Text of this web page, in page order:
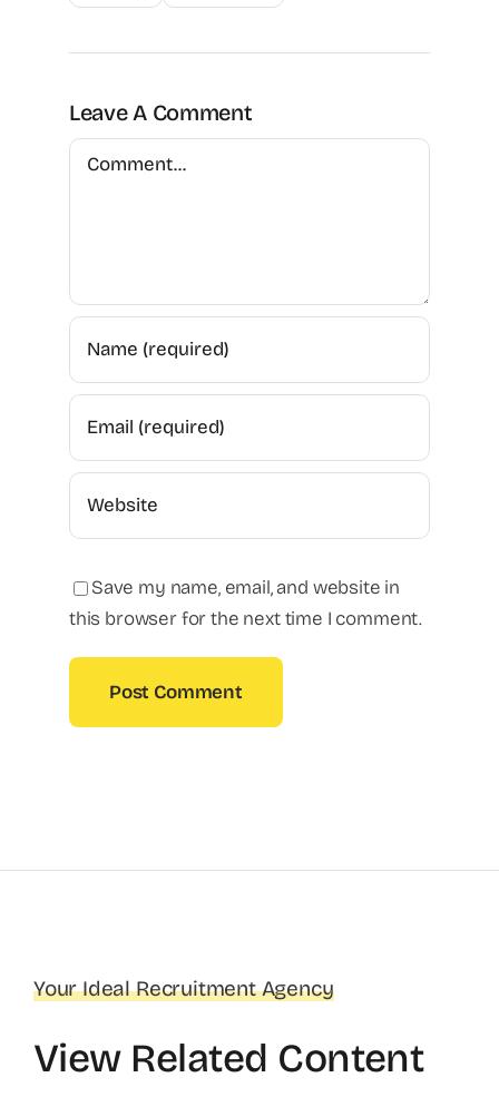
Leave A Comment
Comment
Save my name, email, and website in
this browser for the next time I comment.
Your Ideal Recruitment Agency
View Related Content